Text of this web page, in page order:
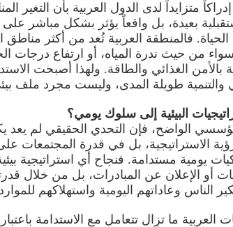
متزايداً لدى الدول العربية بأن التغير
بعيدة، بل واقعاً يؤثر بشكل مباشر على
فالمنطقة العربية تُعد من أكثر مناطق
سواء من حيث ندرة المياه، أو ارتفاع درجات
بالأمن الغذائي والطاقة. ولهذا أصبحت
والتنمية طويلة المدى، وليست مجرد ملف
البيئية إلى سلوك يومي؟
الواضح، فإن التحدي الحقيقي لم
الاستراتيجية، بل في قدرة المجتمعات
يومية مستدامة. فنجاح أي استراتيجية
أو الإعلان عن المبادرات، بل من خلال
الناس وعاداتهم اليومية واستهلاكهم
العربية ما تزال تتعامل مع الاستدامة